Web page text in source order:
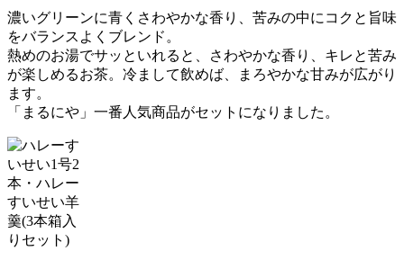
濃いグリーンに青くさわやかな香り、苦みの中にコクと旨味
をバランスよくブレンド。
熱めのお湯でサッといれると、さわやかな香り、キレと苦み
が楽しめるお茶。冷まして飲めば、まろやかな甘みが広がり
ます。
「まるにや」一番人気商品がセットになりました。